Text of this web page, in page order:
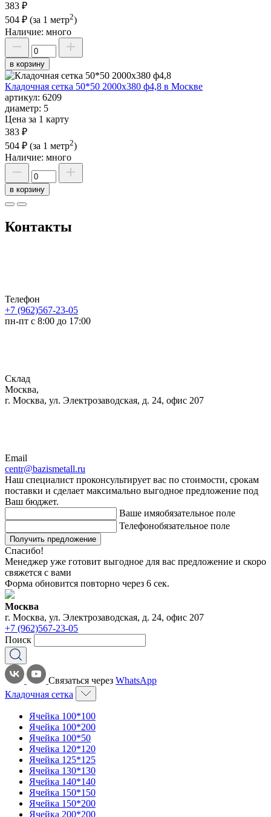
383 ₽
504 ₽ (за 1 метр2)
Наличие: много
в корзину
Кладочная сетка 50*50 2000х380 ф4,8 в Москве
артикул: 6209
диаметр: 5
Цена за 1 карту
383 ₽
504 ₽ (за 1 метр2)
Наличие: много
в корзину
Контакты
Телефон
+7 (962)567-23-05
пн-пт с 8:00 до 17:00
Склад
Москва,
г. Москва, ул. Электрозаводская, д. 24, офис 207
Email
centr@bazismetall.ru
Наш специалист проконсультирует вас по стоимости, срокам
поставки и сделает максимально выгодное предложение под
Ваш бюджет.
Ваше имяобязательное поле
Телефонобязательное поле
Получить предложение
Спасибо!
Менеджер уже готовит выгодное для вас предложение и скоро
свяжется с вами
Форма обновится повторно через 6 сек.
Москва
г. Москва, ул. Электрозаводская, д. 24, офис 207
+7 (962)567-23-05
Поиск
Связаться через WhatsApp
Кладочная сетка
Ячейка 100*100
Ячейка 100*200
Ячейка 100*50
Ячейка 120*120
Ячейка 125*125
Ячейка 130*130
Ячейка 140*140
Ячейка 150*150
Ячейка 150*200
Ячейка 200*200